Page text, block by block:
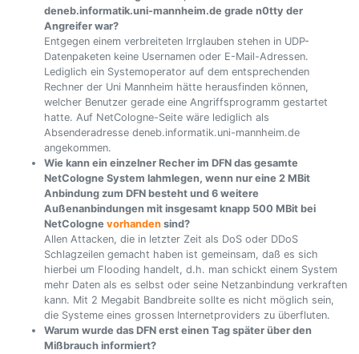
deneb.informatik.uni-mannheim.de grade n0tty der
Angreifer war?
Entgegen einem verbreiteten Irrglauben stehen in UDP-
Datenpaketen keine Usernamen oder E-Mail-Adressen.
Lediglich ein Systemoperator auf dem entsprechenden
Rechner der Uni Mannheim hätte herausfinden können,
welcher Benutzer gerade eine Angriffsprogramm gestartet
hatte. Auf NetCologne-Seite wäre lediglich als
Absenderadresse deneb.informatik.uni-mannheim.de
angekommen.
Wie kann ein einzelner Recher im DFN das gesamte
NetCologne System lahmlegen, wenn nur eine 2 MBit
Anbindung zum DFN besteht und 6 weitere
Außenanbindungen mit insgesamt knapp 500 MBit bei
NetCologne vorhanden sind?
Allen Attacken, die in letzter Zeit als DoS oder DDoS
Schlagzeilen gemacht haben ist gemeinsam, daß es sich
hierbei um Flooding handelt, d.h. man schickt einem System
mehr Daten als es selbst oder seine Netzanbindung verkraften
kann. Mit 2 Megabit Bandbreite sollte es nicht möglich sein,
die Systeme eines grossen Internetproviders zu überfluten.
Warum wurde das DFN erst einen Tag später über den
Mißbrauch informiert?